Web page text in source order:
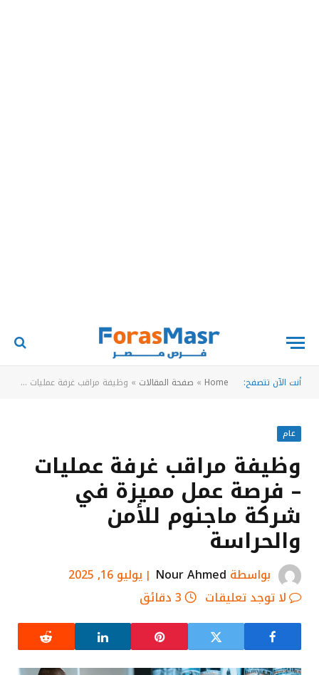
أنت الآن تتصفح: Home
» صفحة المقالات » وظيفة مراقب غرفة عمليات – فرصة عمل مميزة في شركة ماجنوم للأمن والحراسة
عام
وظيفة مراقب غرفة عمليات
– فرصة عمل مميزة في
شركة ماجنوم للأمن
والحراسة
بواسطة Nour Ahmed
يوليو 16, 2025
لا توجد تعليقات
3 دقائق